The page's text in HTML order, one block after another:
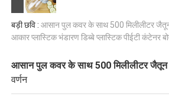
बड़ी छवि : आसान पुल कवर के साथ 500 मिलीलीटर
आकार प्लास्टिक भंडारण डिब्बे प्लास्टिक पीईटी कंटेनर
आसान पुल कवर के साथ 500 मिलीलीटर जैतून
वर्णन